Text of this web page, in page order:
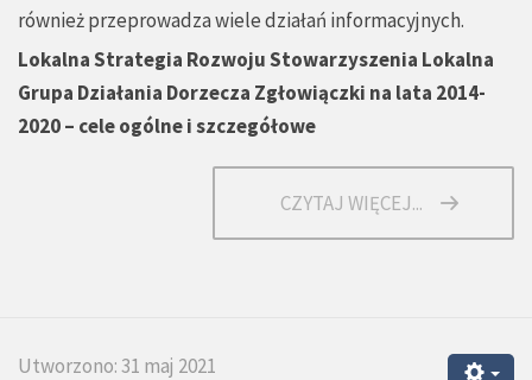
również przeprowadza wiele działań informacyjnych.
Lokalna Strategia Rozwoju Stowarzyszenia Lokalna
Grupa Działania Dorzecza Zgłowiączki na lata 2014-
2020 – cele ogólne i szczegółowe
CZYTAJ WIĘCEJ...
Utworzono: 31 maj 2021